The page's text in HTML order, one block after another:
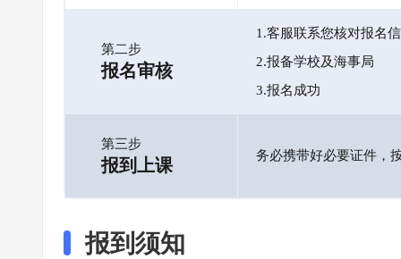
第二步
报名审核
1.客服联系您核对报名
2.报备学校及海事局
3.报名成功
第三步
报到上课 务必携带好必要证件，
报到须知